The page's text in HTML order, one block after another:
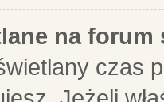
na forum
czas